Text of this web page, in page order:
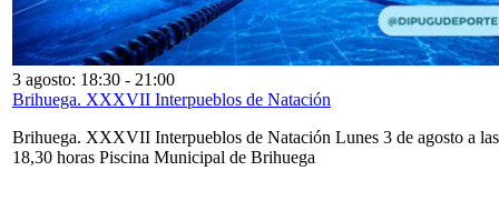
3 agosto: 18:30 - 21:00
Brihuega. XXXVII Interpueblos de Natación
Brihuega. XXXVII Interpueblos de Natación Lunes 3 de agosto a las
18,30 horas Piscina Municipal de Brihuega